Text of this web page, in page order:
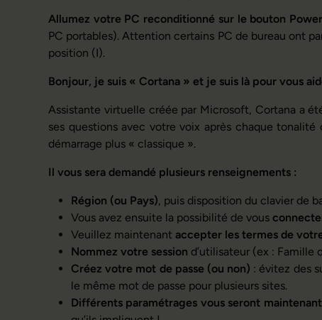
Allumez votre PC reconditionné sur le bouton Power
PC portables). Attention certains PC de bureau ont
position (I).
Bonjour, je suis « Cortana » et je suis là pour vous
Assistante virtuelle créée par Microsoft, Cortana a
ses questions avec votre voix après chaque
démarrage plus « classique ».
Il vous sera demandé plusieurs renseignements :
Région (ou Pays), puis disposition du clavier de
Vous avez ensuite la possibilité de vous
Veuillez maintenant accepter les termes de
Nommez votre session d’utilisateur (ex : Famille
Créez votre mot de passe (ou non) : évitez des
le même mot de passe pour plusieurs sites.
Différents paramétrages vous seront